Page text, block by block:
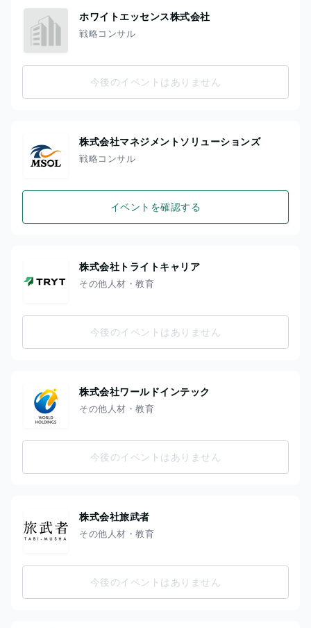
ホワイトエッセンス株式会社
戦略コンサル
今後のイベントはありません
株式会社マネジメントソリューションズ
戦略コンサル
イベントを確認する
株式会社トライトキャリア
その他人材・教育
今後のイベントはありません
株式会社ワールドインテック
その他人材・教育
今後のイベントはありません
株式会社旅武者
その他人材・教育
今後のイベントはありません